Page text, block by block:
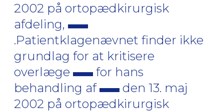
2002 på ortopædkirurgisk
afdeling,
.Patientklagenævnet finder ikke
grundlag for at kritisere
overlæge
for hans
behandling af
den 13. maj
2002 på ortopædkirurgisk